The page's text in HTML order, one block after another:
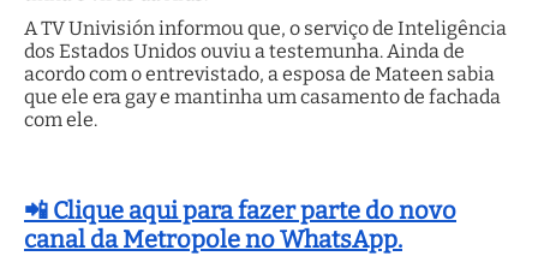
A TV Univisión informou que, o serviço de Inteligência
dos Estados Unidos ouviu a testemunha. Ainda de
acordo com o entrevistado, a esposa de Mateen sabia
que ele era gay e mantinha um casamento de fachada
com ele.
📲 Clique aqui para fazer parte do novo
canal da Metropole no WhatsApp.